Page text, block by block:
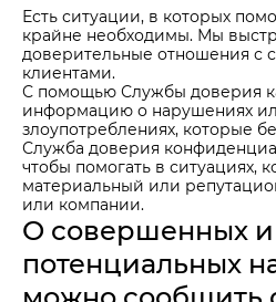
Есть ситуации, в которых
крайне необходимы. Мы
доверительные отношения с
клиентами.
С помощью Службы доверия
информацию о нарушениях
злоупотреблениях, которые
Служба доверия
чтобы помогать в ситуациях,
материальный или
или компании.
О совершенных и
потенциальных
Документы
География активов
Наши компетенции и
Решения по сегментам
Навальный цемент
Тарированный цемент
Портландцемент
Портландцемент
Примеры
Иные строительные
Проверка на
Качество
Заказать цемент
Услуги
Техническая
Сервисная поддержка
Проектная поддержка
Мобильные
Отгрузка и доставка
Автоперевозки
Железнодорожные
Водный транспорт
Инвесторам
Выпуск 1
Выпуск 2
Устойчивое
Охрана труда и
Наши люди
Социальные
Охрана окружающей
Закупки
Закупки
Активные
Активные
Архив закупочных
Карьера
ЦЕМРОС
ЦЕМРОС в деле